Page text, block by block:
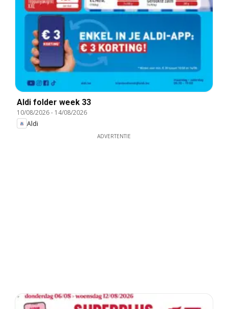
Aldi folder week 33
10/08/2026- 14/08/2026
Aldi
ADVERTENTIE